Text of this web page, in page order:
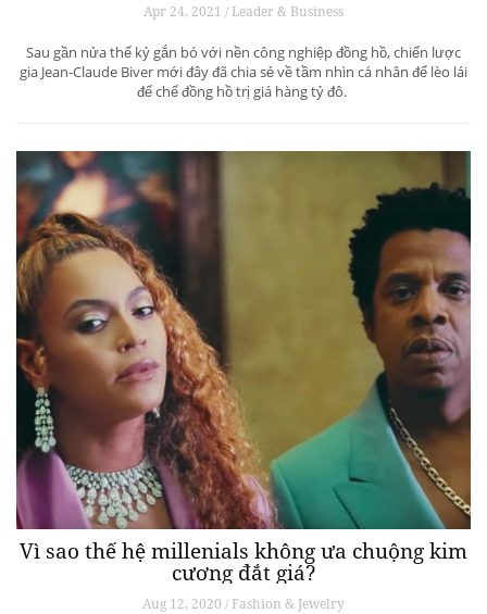
Apr 24, 2021 / Leader & Business
Sau gần nửa thế kỷ gắn bó với nền công nghiệp đồng hồ, chiến lược
gia Jean-Claude Biver mới đây đã chia sẻ về tầm nhìn cá nhân để lèo lái
đế chế đồng hồ trị giá hàng tỷ đô.
Vì sao thế hệ millenials không ưa chuộng kim
cương đắt giá?
Aug 12, 2020 / Fashion & Jewelry